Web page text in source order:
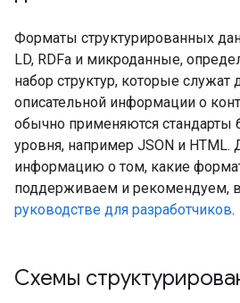
Форматы структурированных
LD, RDFa и микроданные,
набор структур, которые служат
описательной информации о
обычно применяются стандарты
уровня, например JSON и
информацию о том, какие
поддерживаем и рекомендуем,
руководстве для разработчиков.
Схемы